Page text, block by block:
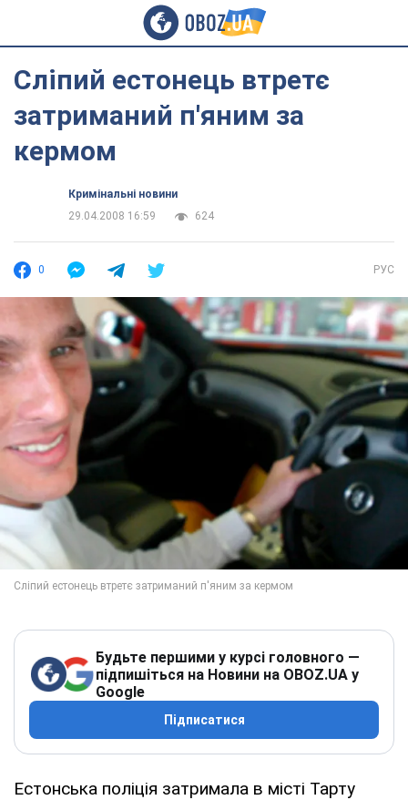
Сліпий естонець втретє
затриманий п'яним за
кермом
Кримінальні новини
29.04.2008 16:59
624
0 РУС
Будьте першими у курсі головного —
підпишіться на Новини на OBOZ.UA у
Google
Підписатися
Естонська поліція затримала в місті Тарту